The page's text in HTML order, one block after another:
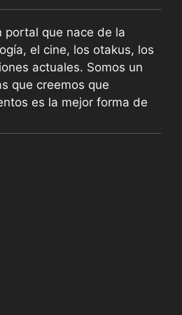
portal que nace de la
el cine, los otakus, los
actuales. Somos un
que creemos que
es la mejor forma de